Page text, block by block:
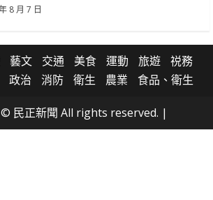
8 月 7 日
藝文 交通 美食 運動 旅遊
祱務
政治 消防 衛生 農業 食品、衛生
民正新聞 All rights reserved. |